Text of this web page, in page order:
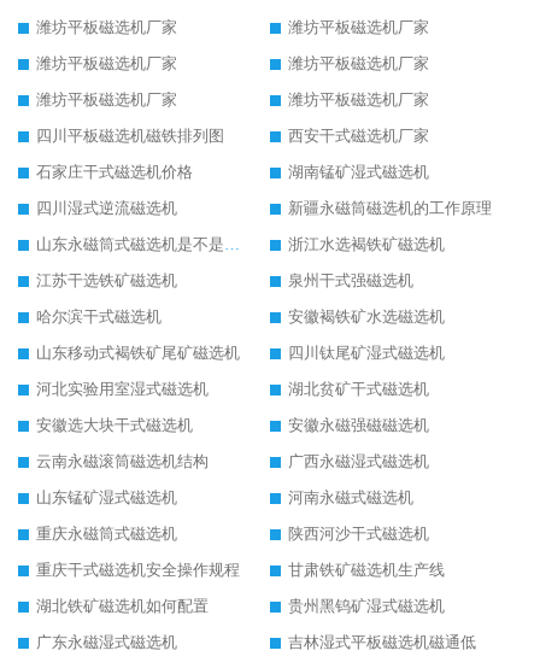
潍坊平板磁选机厂家
潍坊平板磁选机厂家
潍坊平板磁选机厂家
潍坊平板磁选机厂家
潍坊平板磁选机厂家
潍坊平板磁选机厂家
四川平板磁选机磁铁排列图
西安干式磁选机厂家
石家庄干式磁选机价格
湖南锰矿湿式磁选机
四川湿式逆流磁选机
新疆永磁筒磁选机的工作原理
山东永磁筒式磁选机是不是强磁
浙江水选褐铁矿磁选机
江苏干选铁矿磁选机
泉州干式强磁选机
哈尔滨干式磁选机
安徽褐铁矿水选磁选机
山东移动式褐铁矿尾矿磁选机
四川钛尾矿湿式磁选机
河北实验用室湿式磁选机
湖北贫矿干式磁选机
安徽选大块干式磁选机
安徽永磁强磁磁选机
云南永磁滚筒磁选机结构
广西永磁湿式磁选机
山东锰矿湿式磁选机
河南永磁式磁选机
重庆永磁筒式磁选机
陕西河沙干式磁选机
重庆干式磁选机安全操作规程
甘肃铁矿磁选机生产线
湖北铁矿磁选机如何配置
贵州黑钨矿湿式磁选机
广东永磁湿式磁选机
吉林湿式平板磁选机磁通低